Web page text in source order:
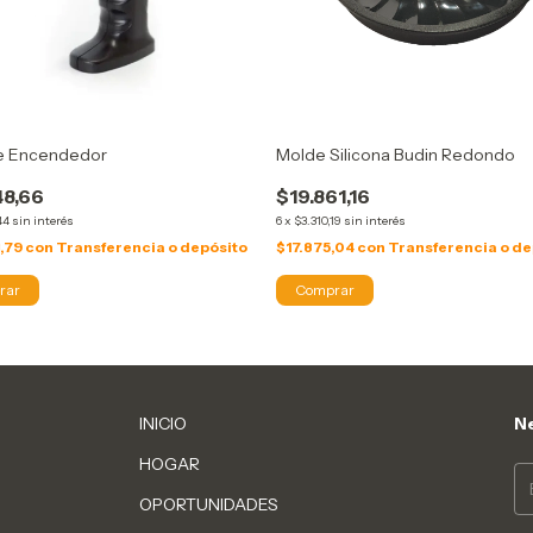
Encendedor
sin interés
con Transferencia o depósito
Molde Silicona Budin Redondo
$19.861,16
6x $3.310,19 sin interés
$17.875,04 con Transferencia o
INICIO
HOGAR
OPORTUNIDADES